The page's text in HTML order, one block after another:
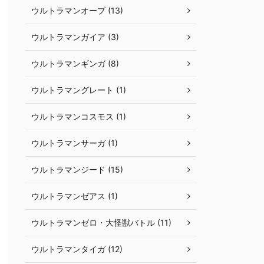
ウルトラマンオーブ (13)
ウルトラマンガイア (3)
ウルトラマンギンガ (8)
ウルトラマングレート (1)
ウルトラマンコスモス (1)
ウルトラマンサーガ (1)
ウルトラマンジード (15)
ウルトラマンゼアス (1)
ウルトラマンゼロ・大怪獣バトル (11)
ウルトラマンタイガ (12)